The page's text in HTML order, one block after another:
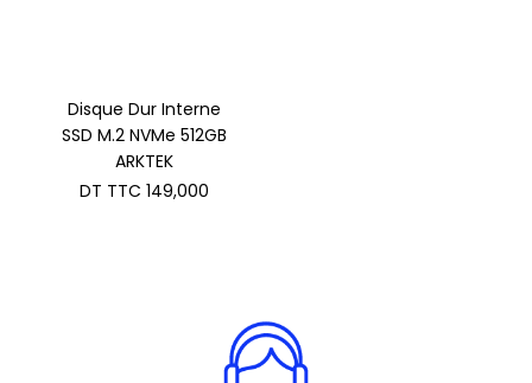
Disque Dur Interne
SSD M.2 NVMe 512GB
ARKTEK
DT TTC 149,000